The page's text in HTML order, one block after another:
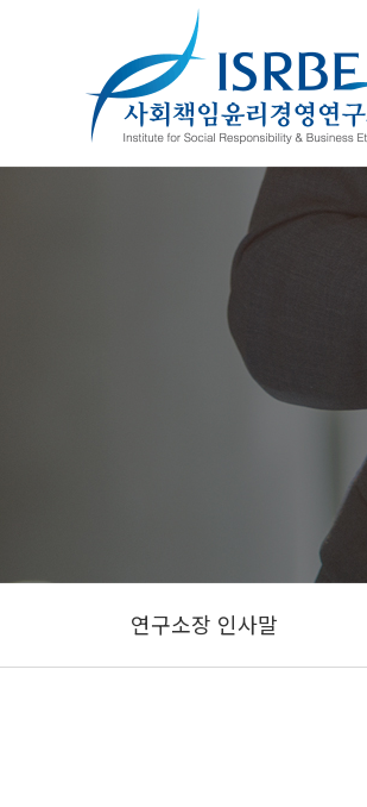
연구소장 인사말